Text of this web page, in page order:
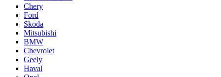
Chery
Ford
Skoda
Mitsubishi
BMW
Chevrolet
Geely
Haval